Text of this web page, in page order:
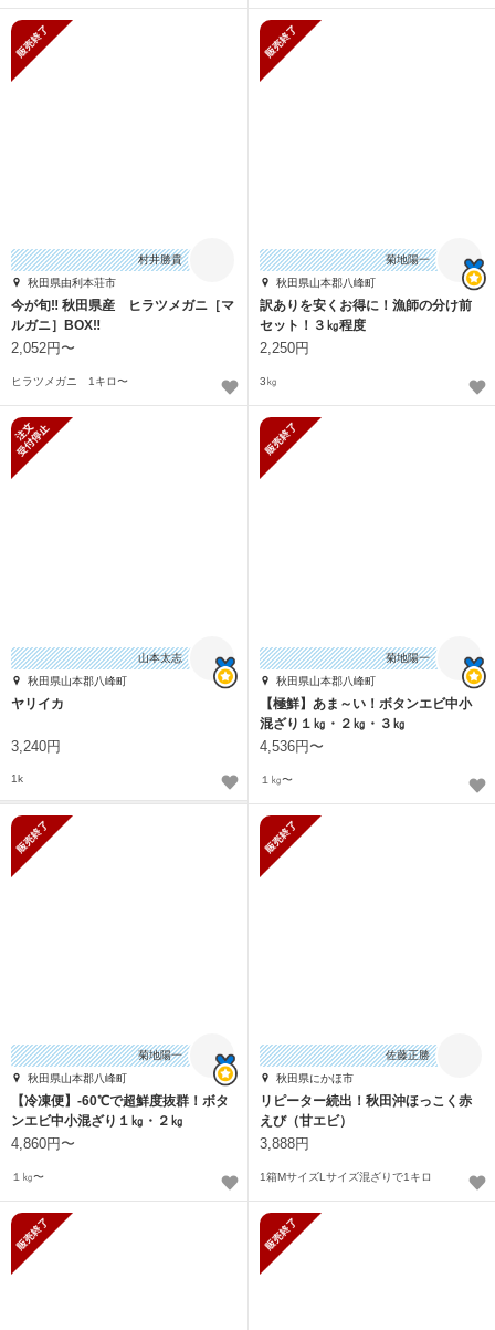
村井勝貴
秋田県由利本荘市
今が旬‼️ 秋田県産 ヒラツメガニ［マ
ルガニ］BOX‼️
2,052円〜
ヒラツメガニ 1キロ〜
菊地陽一
秋田県山本郡八峰町
訳ありを安くお得に！漁師の分け前
セット！３㎏程度
2,250円
3㎏
山本太志
秋田県山本郡八峰町
ヤリイカ
3,240円
1k
菊地陽一
秋田県山本郡八峰町
【極鮮】あま～い！ボタンエビ中小
混ざり１㎏・２㎏・３㎏
4,536円〜
１㎏〜
菊地陽一
秋田県山本郡八峰町
【冷凍便】-60℃で超鮮度抜群！ボタ
ンエビ中小混ざり１㎏・２㎏
4,860円〜
１㎏〜
佐藤正勝
秋田県にかほ市
リピーター続出！秋田沖ほっこく赤
えび（甘エビ）
3,888円
1箱MサイズLサイズ混ざりで1キロ